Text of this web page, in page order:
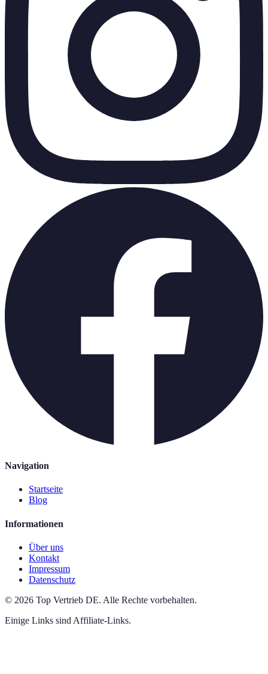
Navigation
Startseite
Blog
Informationen
Über uns
Kontakt
Impressum
Datenschutz
© 2026 Top Vertrieb DE. Alle Rechte vorbehalten.
Einige Links sind Affiliate-Links.